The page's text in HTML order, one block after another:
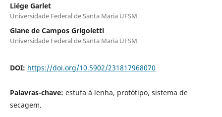
Liége Garlet
Universidade Federal de Santa Maria UFSM
Giane de Campos Grigoletti
Universidade Federal de Santa Maria UFSM
DOI: https://doi.org/10.5902/231817968070
Palavras-chave: estufa à lenha, protótipo, sistema de
secagem.